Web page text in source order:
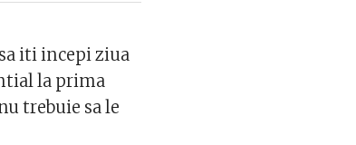
iti incepi ziua
la prima
trebuie sa le